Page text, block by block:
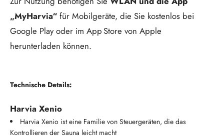
„MyHarvia“ für Mobilgeräte, die Sie kostenlos bei
Google Play oder im App Store von Apple
herunterladen können.
Technische Details:
Harvia Xenio
Harvia Xenio ist eine Familie von Steuergeräten, die das
Kontrollieren der Sauna leicht macht